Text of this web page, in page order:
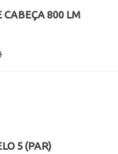
CABEÇA 800 LM
5 (PAR)